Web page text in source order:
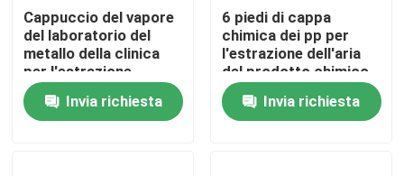
Casa
Prodotti
Cappuccio del vapore
del laboratorio del
metallo della clinica
per l'estrazione
dell'odore del
laboratorio
dell'ospedale
Invia richiesta
6 piedi di cappa
chimica dei pp per
l'estrazione dell'aria
del prodotto chimico
nocivo dell'ospedale
Invia richiesta